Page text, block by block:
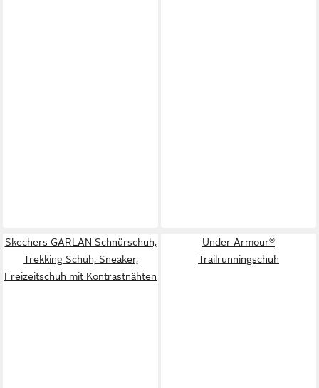
Skechers GARLAN Schnürschuh,
Trekking Schuh, Sneaker,
Freizeitschuh mit Kontrastnähten
Under Armour®
Trailrunningschuh